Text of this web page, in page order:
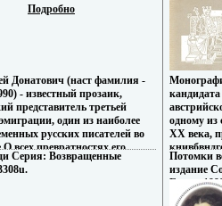
Подробно
Донатович (наст фамилия -
- известный прозаик,
представитель третьей
один из наиболее
русских писателей во
всех превратностях его
говорят его рассказы,
на
материале В книгу входят
человека", "Юбилейный
Серия: Возвращенные
одному из
XX века,
Шлехтера
Партии
книге
очерке
Потомки
издание
Бонус,
5-7867-